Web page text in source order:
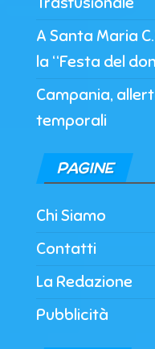
A Santa Maria
la “Festa del
Campania,
temporali
PAGINE
Chi Siamo
Contatti
La Redazione
Pubblicità